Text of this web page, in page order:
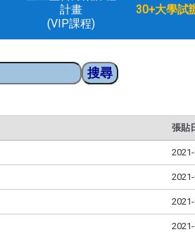
計畫
(VIP課程)
30+大學試
張貼